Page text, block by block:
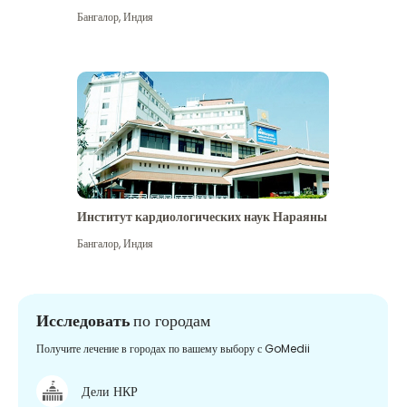
Бангалор,Индия
Институт кардиологических наук Нараяны
Бангалор,Индия
Исследоватьпо городам
Получите лечение в городах по вашему выбору с GoMedii
Дели НКР